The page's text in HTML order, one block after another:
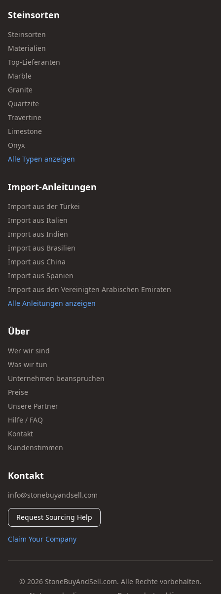
Steinsorten
Steinsorten
Materialien
Top-Lieferanten
Marble
Granite
Quartzite
Travertine
Limestone
Onyx
Alle Typen anzeigen
Import-Anleitungen
Import aus der Türkei
Import aus Italien
Import aus Indien
Import aus Brasilien
Import aus China
Import aus Spanien
Import aus den Vereinigten Arabischen Emiraten
Alle Anleitungen anzeigen
Über
Wer wir sind
Was wir tun
Unternehmen beanspruchen
Preise
Unsere Partner
Hilfe / FAQ
Kontakt
Kundenstimmen
Kontakt
info@stonebuyandsell.com
Request Sourcing Help
Claim Your Company
© 2026 StoneBuyAndSell.com. Alle Rechte vorbehalten.